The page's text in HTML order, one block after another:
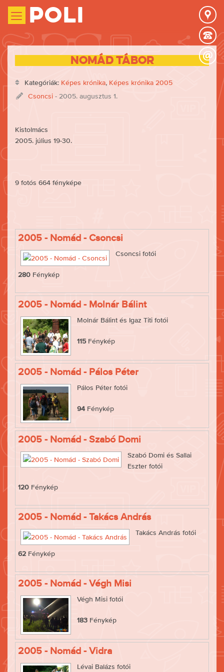
Poli
Nomád tábor
Kategóriák: Képes krónika, Képes krónika 2005
Csoncsi - 2005. augusztus 1.
Kistolmács
2005. július 19-30.
9 fotós 664 fényképe
2005 - Nomád - Csoncsi
Csoncsi fotói
280 Fénykép
2005 - Nomád - Molnár Bálint
Molnár Bálint és Igaz Titi fotói
115Fénykép
2005 - Nomád - Pálos Péter
Pálos Péter fotói
94 Fénykép
2005 - Nomád - Szabó Domi
Szabó Domi és Sallai
Eszter fotói
120 Fénykép
2005 - Nomád - Takács András
Takács András fotói
62 Fénykép
2005 - Nomád - Végh Misi
Végh Misi fotói
183 Fénykép
2005 - Nomád - Vidra
Lévai Balázs fotói